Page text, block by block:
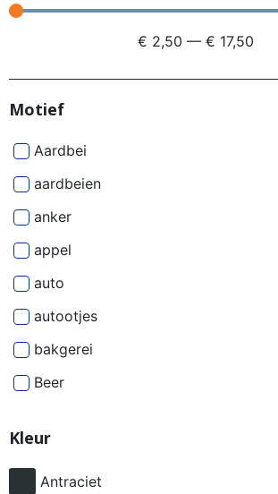
€ 2,50 — € 17,50
Motief
Aardbei
aardbeien
anker
appel
auto
autootjes
bakgerei
Beer
besjes
bier
Kleur
Antraciet